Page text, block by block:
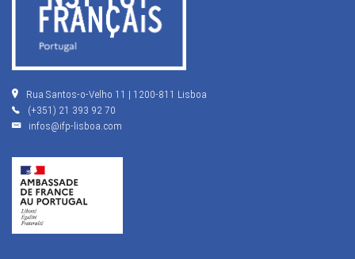
Rua Santos-o-Velho 11 | 1200-811 Lisboa
(+351) 21 393 92 70
infos@ifp-lisboa.com